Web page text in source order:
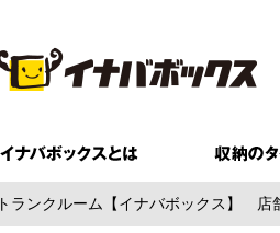
トランクルーム【イナバボックス】 店